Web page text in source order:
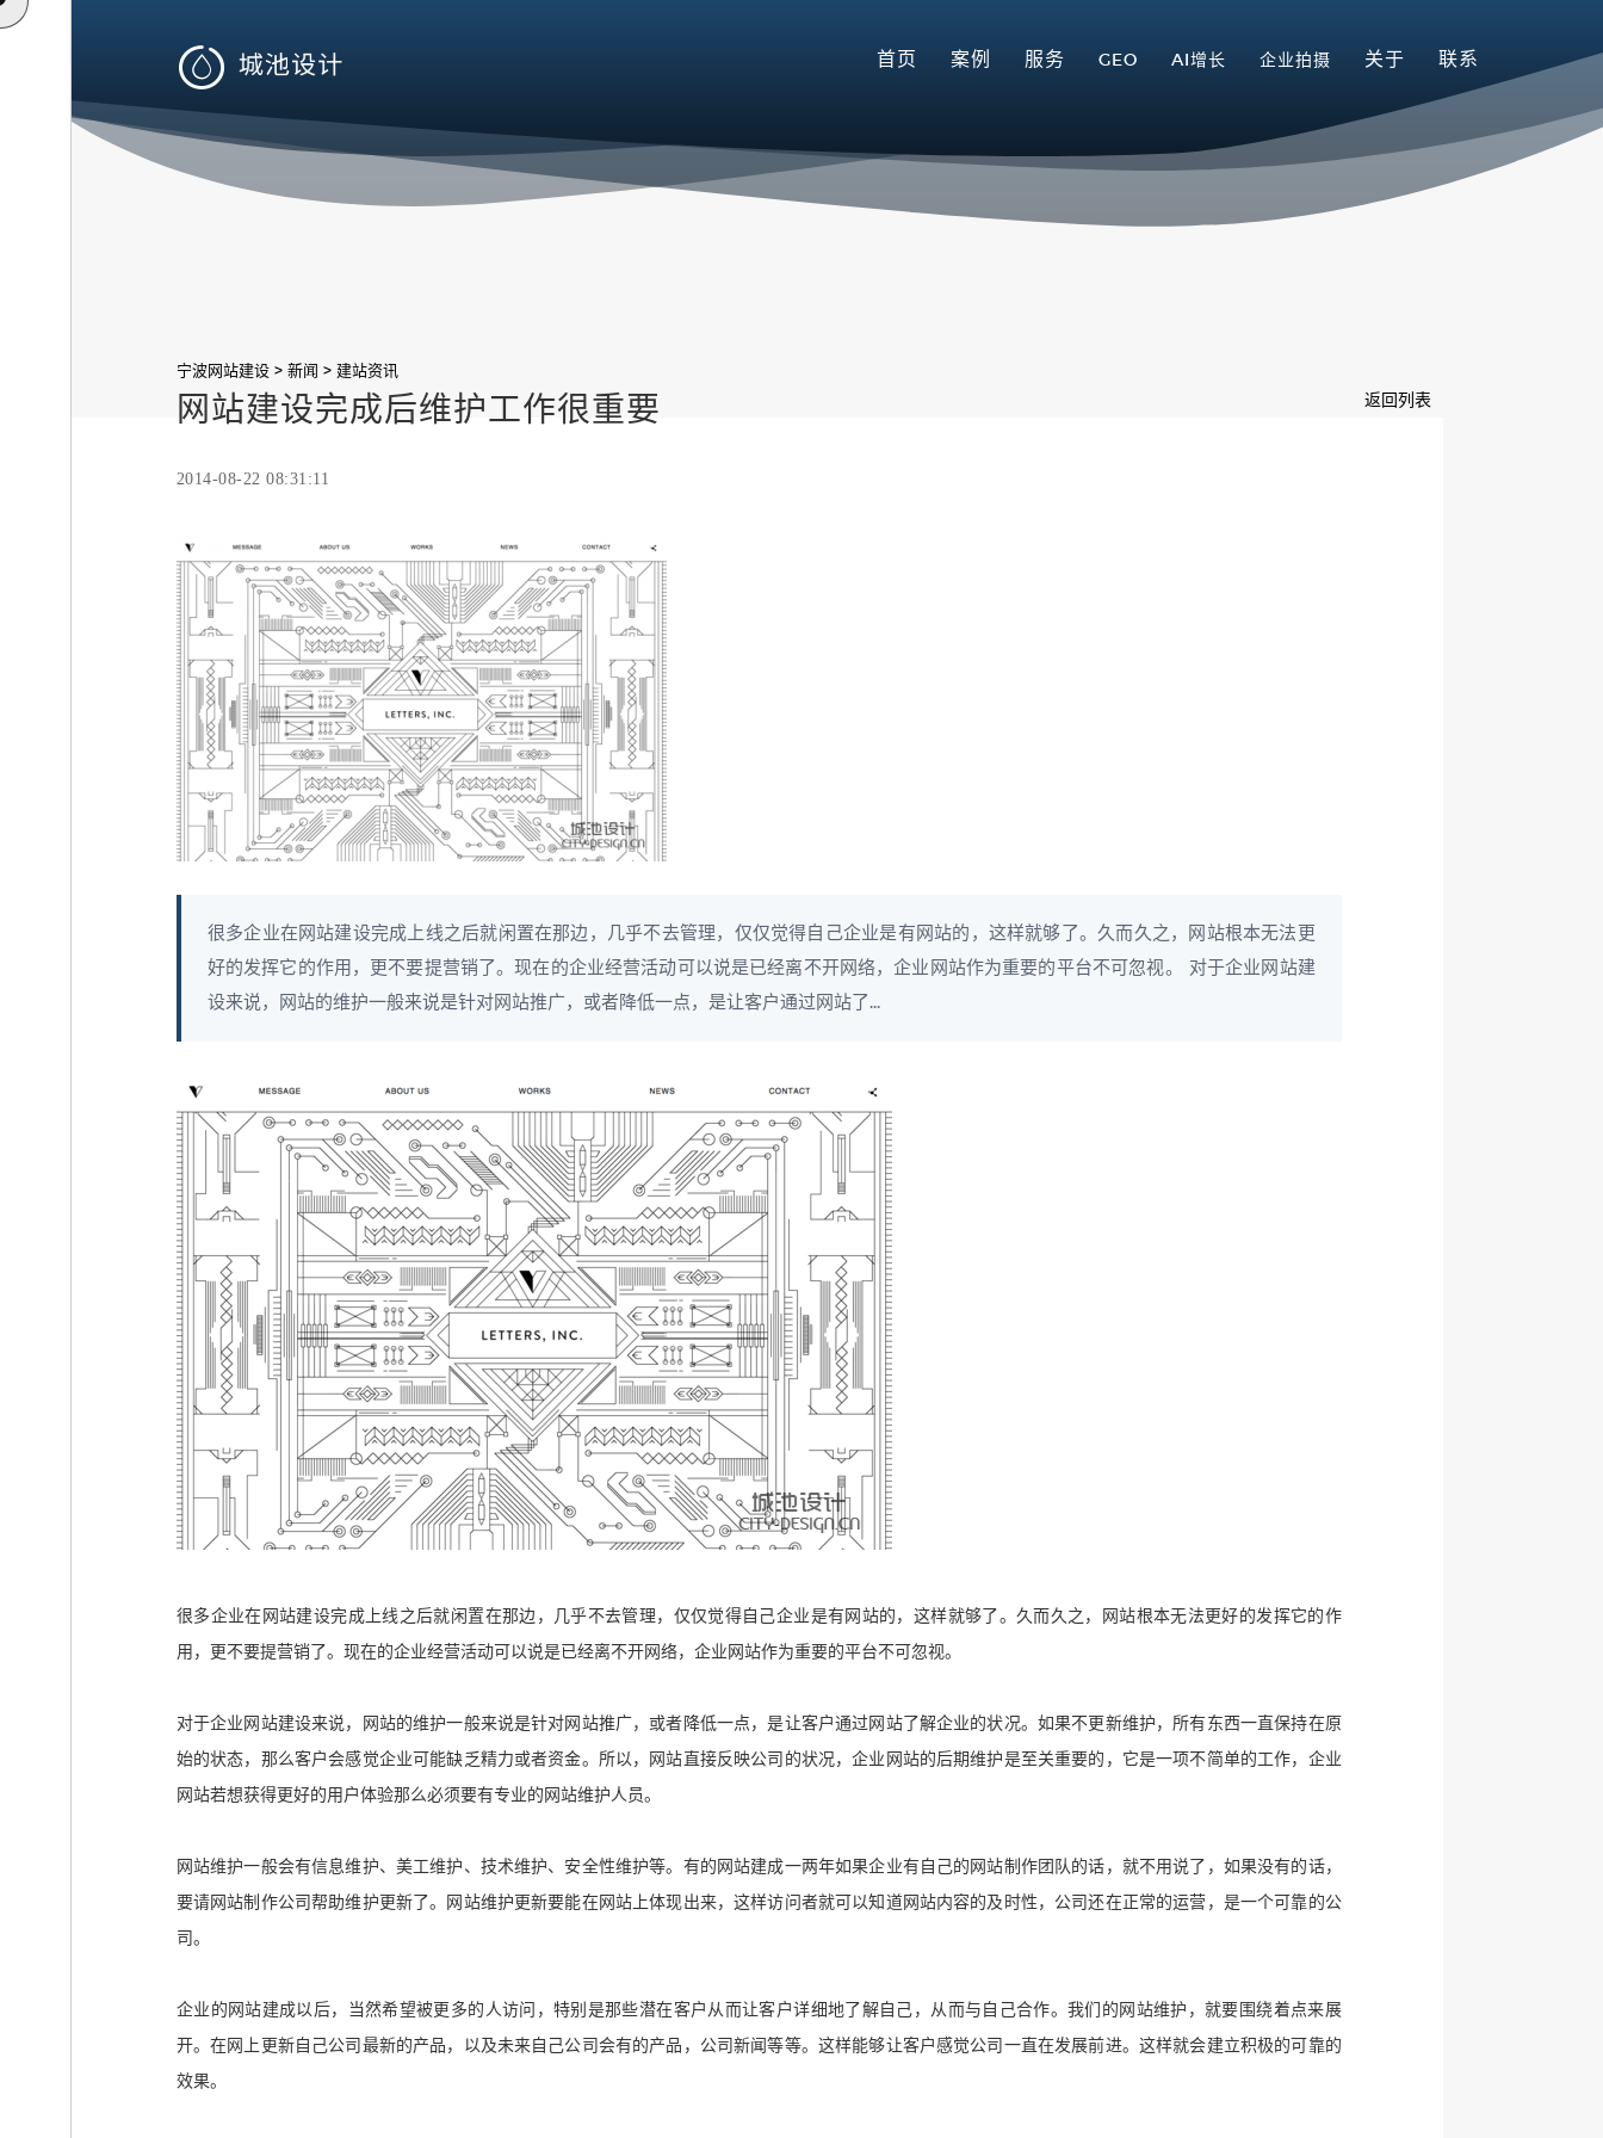
 首页 案例 服务 GEO AI增长 企业拍摄 关于 联系
宁波网站建设> 新闻 > 建站资讯
返回列表
网站建设完成后维护工作很重要
2014-08-22 08:31:11
很多企业在网站建设完成上线之后就闲置在那边，几乎不去管理，仅仅觉得自己企业是有网站的，这样就够了。久而久之，网站根本无法更
好的发挥它的作用，更不要提营销了。现在的企业经营活动可以说是已经离不开网络，企业网站作为重要的平台不可忽视。 对于企业网站建
设来说，网站的维护一般来说是针对网站推广，或者降低一点，是让客户通过网站了...
很多企业在网站建设完成上线之后就闲置在那边，几乎不去管理，仅仅觉得自己企业是有网站的，这样就够了。久而久之，网站根本无法更好的发挥它的作
用，更不要提营销了。现在的企业经营活动可以说是已经离不开网络，企业网站作为重要的平台不可忽视。
对于企业网站建设来说，网站的维护一般来说是针对网站推广，或者降低一点，是让客户通过网站了解企业的状况。如果不更新维护，所有东西一直保持在原
始的状态，那么客户会感觉企业可能缺乏精力或者资金。所以，网站直接反映公司的状况，企业网站的后期维护是至关重要的，它是一项不简单的工作，企业
网站若想获得更好的用户体验那么必须要有专业的网站维护人员。
网站维护一般会有信息维护、美工维护、技术维护、安全性维护等。有的网站建成一两年如果企业有自己的网站制作团队的话，就不用说了，如果没有的话，
要请网站制作公司帮助维护更新了。网站维护更新要能在网站上体现出来，这样访问者就可以知道网站内容的及时性，公司还在正常的运营，是一个可靠的公
司。
企业的网站建成以后，当然希望被更多的人访问，特别是那些潜在客户从而让客户详细地了解自己，从而与自己合作。我们的网站维护，就要围绕着点来展
开。在网上更新自己公司最新的产品，以及未来自己公司会有的产品，公司新闻等等。这样能够让客户感觉公司一直在发展前进。这样就会建立积极的可靠的
效果。